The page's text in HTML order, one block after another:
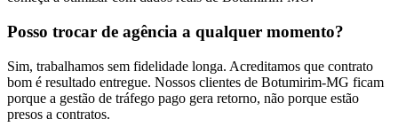
Posso trocar de agência a qualquer momento?
Sim, trabalhamos sem fidelidade longa. Acreditamos que contrato
bom é resultado entregue. Nossos clientes de Botumirim-MG ficam
porque a gestão de tráfego pago gera retorno, não porque estão
presos a contratos.